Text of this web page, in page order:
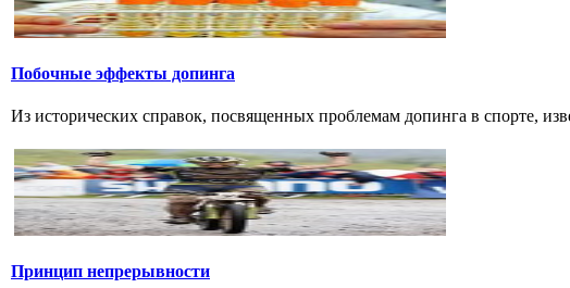
Побочные эффекты допинга
Из исторических справок, посвященных проблемам допинга в спорте,
Принцип непрерывности